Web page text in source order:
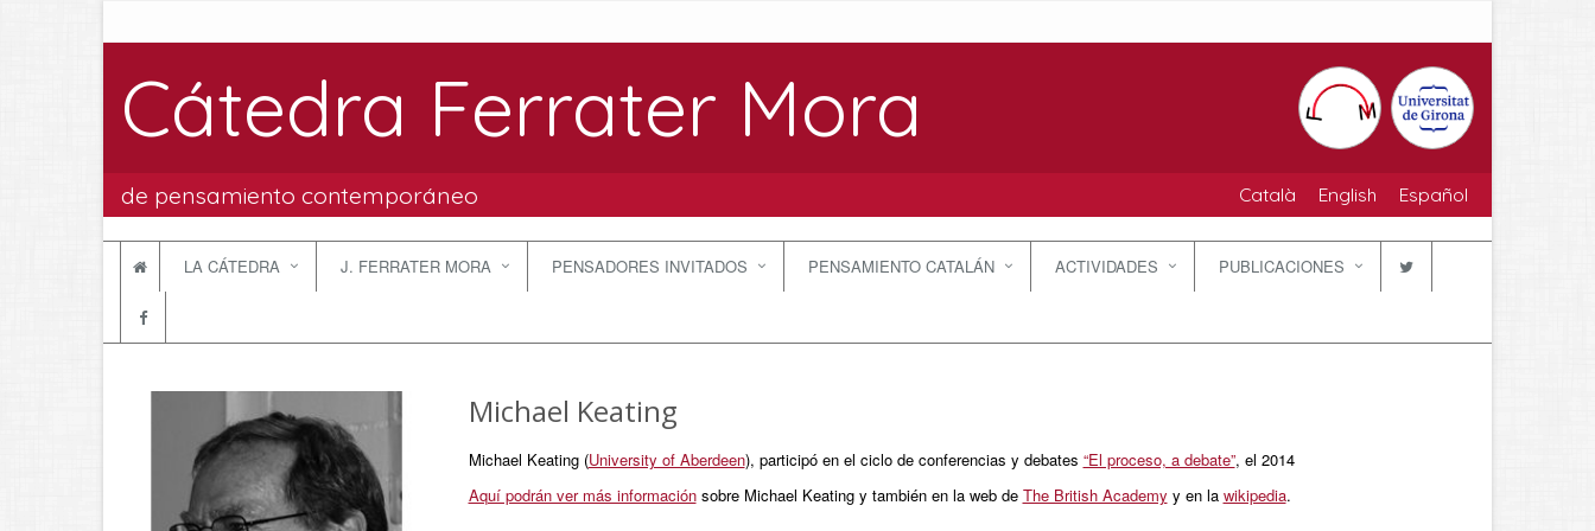
Cátedra Ferrater Mora
de pensamiento contemporáneo Català English Español
LA CÁTEDRA J. FERRATER MORA PENSADORES INVITADOS PENSAMIENTO CATALÁN ACTIVIDADES PUBLICACIONES
Michael Keating
Michael Keating (University of Aberdeen), participó en el ciclo de conferencias y debates “El proceso, a debate”, el 2014
Aquí podrán ver más informaciónsobre Michael Keating y también en la web de The British Academy y en la wikipedia.